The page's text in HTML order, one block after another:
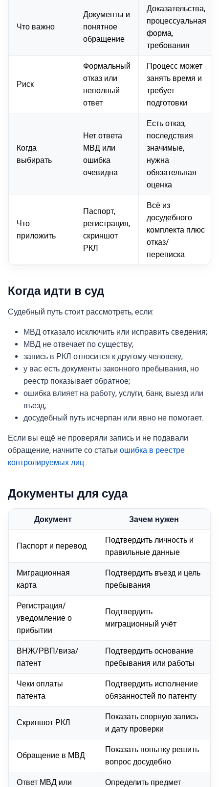
Что важно
Документы и
понятное
обращение
Доказательства,
процессуальная
форма,
требования
Риск
Формальный
отказ или
неполный
ответ
Процесс может
занять время и
требует
подготовки
Когда
выбирать
Нет ответа
МВД или
ошибка
очевидна
Есть отказ,
последствия
значимые,
нужна
обязательная
оценка
Что
приложить
Паспорт,
регистрация,
скриншот
РКЛ
Всё из
досудебного
комплекта плюс
отказ/
переписка
Когда идти в суд
Судебный путь стоит рассмотреть, если:
МВД отказало исключить или исправить сведения;
МВД не отвечает по существу;
запись в РКЛ относится к другому человеку;
у вас есть документы законного пребывания, но
реестр показывает обратное;
ошибка влияет на работу, услуги, банк, выезд или
въезд;
досудебный путь исчерпан или явно не помогает.
Если вы ещё не проверяли запись и не подавали
обращение, начните со статьи ошибка в реестре
контролируемых лиц .
Документы для суда
Документ Зачем нужен
Паспорт и перевод
Подтвердить личность и
правильные данные
Миграционная
карта
Подтвердить въезд и цель
пребывания
Регистрация/
уведомление о
прибытии
Подтвердить
миграционный учёт
ВНЖ/РВП/виза/
патент
Подтвердить основание
пребывания или работы
Чеки оплаты
патента
Подтвердить исполнение
обязанностей по патенту
Скриншот РКЛ
Показать спорную запись
и дату проверки
Обращение в МВД
Показать попытку решить
вопрос досудебно
Ответ МВД или Определить предмет